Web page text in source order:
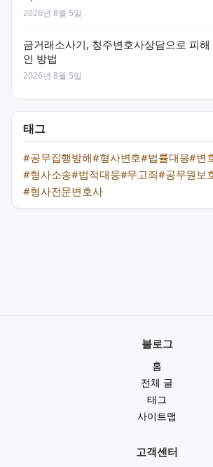
2026년 8월 5일
금거래소사기, 청주변호사상담으로 피
인 방법
2026년 8월 5일
태그
#공무집행방해#형사변호#법률대응#변
#형사소송#법적대응#무고죄#공무원보
#형사전문변호사
블로그
홈
전체 글
태그
사이트맵
고객센터